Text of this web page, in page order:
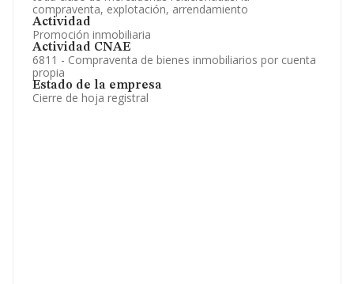
compraventa, explotación, arrendamiento
Actividad
Promoción inmobiliaria
Actividad CNAE
6811 - Compraventa de bienes inmobiliarios por cuenta
propia
Estado de la empresa
Cierre de hoja registral